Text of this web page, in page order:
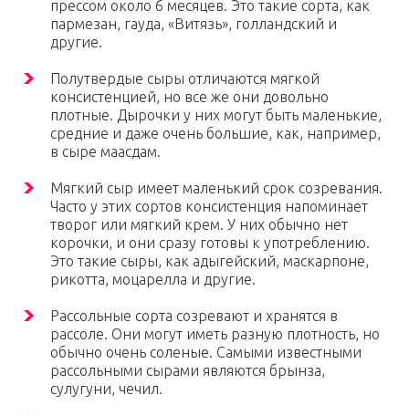
прессом около 6 месяцев. Это такие сорта, как
пармезан, гауда, «Витязь», голландский и
другие.
Полутвердые сыры отличаются мягкой
консистенцией, но все же они довольно
плотные. Дырочки у них могут быть маленькие,
средние и даже очень большие, как, например,
в сыре маасдам.
Мягкий сыр имеет маленький срок созревания.
Часто у этих сортов консистенция напоминает
творог или мягкий крем. У них обычно нет
корочки, и они сразу готовы к употреблению.
Это такие сыры, как адыгейский, маскарпоне,
рикотта, моцарелла и другие.
Рассольные сорта созревают и хранятся в
рассоле. Они могут иметь разную плотность, но
обычно очень соленые. Самыми известными
рассольными сырами являются брынза,
сулугуни, чечил.